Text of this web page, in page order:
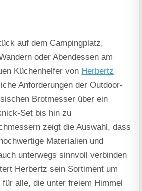
auf dem Campingplatz,
oder Abendessen am
Küchenhelfer von Herbertz
Anforderungen der Outdoor-
Brotmesser über ein
Set bis hin zu
zeigt die Auswahl, dass
Materialien und
unterwegs sinnvoll verbinden
Herbertz sein Sortiment um
alle, die unter freiem Himmel